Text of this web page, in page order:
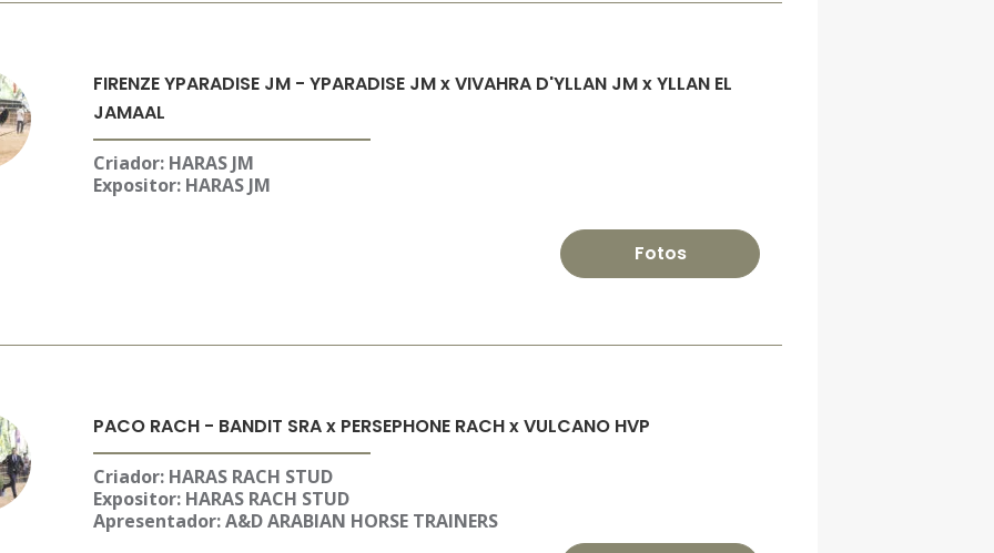
FIRENZE YPARADISE JM - YPARADISE JM x VIVAHRA D'YLLAN JM x YLLAN EL
JAMAAL
Criador: HARAS JM
Expositor: HARAS JM
Fotos
PACO RACH - BANDIT SRA x PERSEPHONE RACH x VULCANO HVP
Criador: HARAS RACH STUD
Expositor: HARAS RACH STUD
Apresentador: A&D ARABIAN HORSE TRAINERS